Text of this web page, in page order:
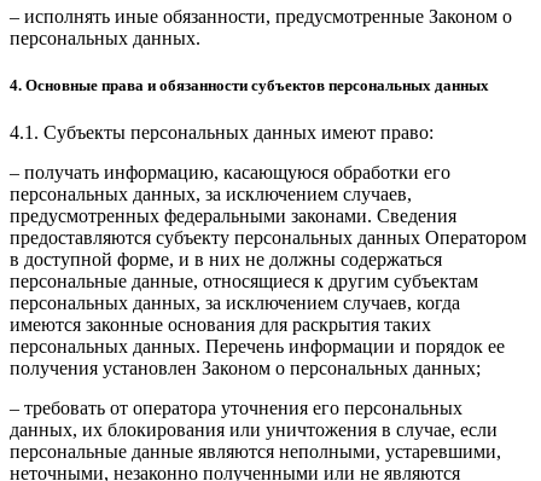
– исполнять иные обязанности, предусмотренные Законом о
персональных данных.
4. Основные права и обязанности субъектов персональных данных
4.1. Субъекты персональных данных имеют право:
– получать информацию, касающуюся обработки его
персональных данных, за исключением случаев,
предусмотренных федеральными законами. Сведения
предоставляются субъекту персональных данных Оператором
в доступной форме, и в них не должны содержаться
персональные данные, относящиеся к другим субъектам
персональных данных, за исключением случаев, когда
имеются законные основания для раскрытия таких
персональных данных. Перечень информации и порядок ее
получения установлен Законом о персональных данных;
– требовать от оператора уточнения его персональных
данных, их блокирования или уничтожения в случае, если
персональные данные являются неполными, устаревшими,
неточными, незаконно полученными или не являются